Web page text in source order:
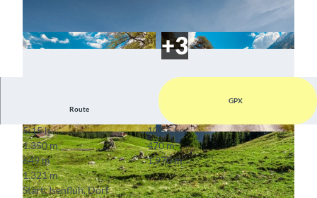
© Markus Schluep, Berner Wanderwege © Markus Schluep, Berner Wanderwege
Route
GPX
5:15 h
10,55 km
1.350 m
470 m
649 m
1.970 m
1.321 m
Start: Isenfluh, Dorf